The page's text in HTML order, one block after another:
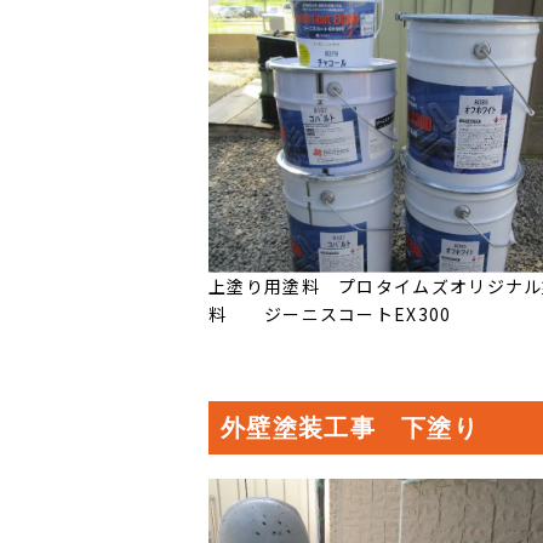
上塗り用塗料 プロタイムズオリジナ
料 ジーニスコートEX300
外壁塗装工事 下塗り